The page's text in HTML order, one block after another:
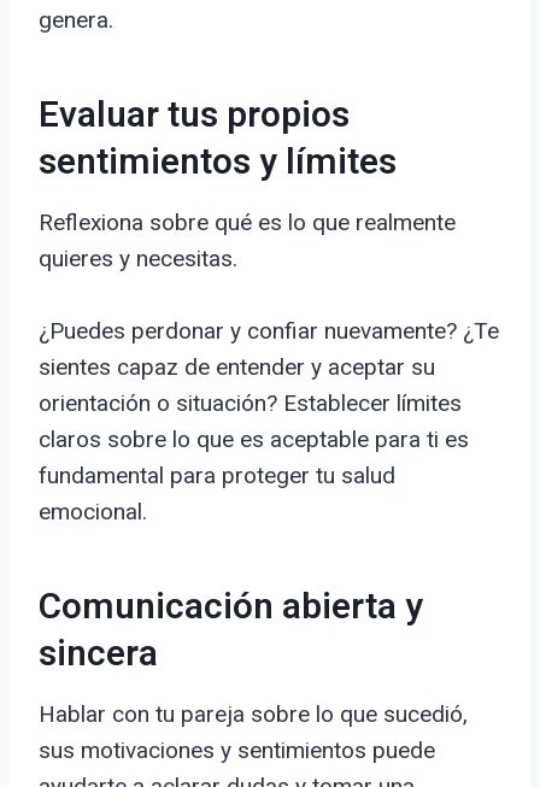
genera.
Evaluar tus propios
sentimientos y límites
Reflexiona sobre qué es lo que realmente
quieres y necesitas.
¿Puedes perdonar y confiar nuevamente? ¿Te
sientes capaz de entender y aceptar su
orientación o situación? Establecer límites
claros sobre lo que es aceptable para ti es
fundamental para proteger tu salud
emocional.
Comunicación abierta y
sincera
Hablar con tu pareja sobre lo que sucedió,
sus motivaciones y sentimientos puede